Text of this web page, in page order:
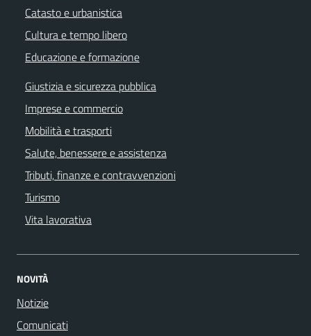
Catasto e urbanistica
Cultura e tempo libero
Educazione e formazione
Giustizia e sicurezza pubblica
Imprese e commercio
Mobilità e trasporti
Salute, benessere e assistenza
Tributi, finanze e contravvenzioni
Turismo
Vita lavorativa
NOVITÀ
Notizie
Comunicati